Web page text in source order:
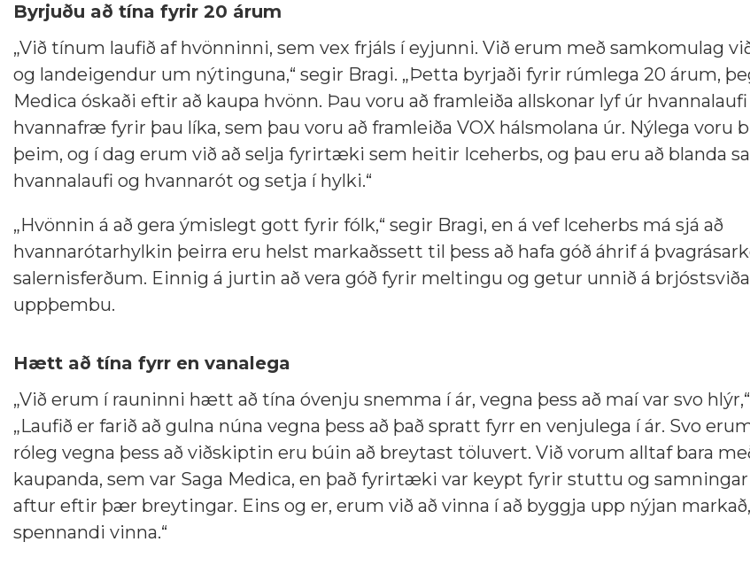
Byrjuðu að tína fyrir 20 árum
„Við tínum laufið af hvönninni, sem vex frjáls í eyjunni. Við erum með samkomulag
og landeigendur um nýtinguna,“ segir Bragi. „Þetta byrjaði fyrir rúmlega 20 árum,
Medica óskaði eftir að kaupa hvönn. Þau voru að framleiða allskonar lyf úr
hvannafræ fyrir þau líka, sem þau voru að framleiða VOX hálsmolana úr. Nýlega voru
þeim, og í dag erum við að selja fyrirtæki sem heitir Iceherbs, og þau eru að blanda
hvannalaufi og hvannarót og setja í hylki.“
„Hvönnin á að gera ýmislegt gott fyrir fólk,“ segir Bragi, en á vef Iceherbs má sjá að
hvannarótarhylkin þeirra eru helst markaðssett til þess að hafa góð áhrif á
salernisferðum. Einnig á jurtin að vera góð fyrir meltingu og getur unnið á
uppþembu.
Hætt að tína fyrr en vanalega
„Við erum í rauninni hætt að tína óvenju snemma í ár, vegna þess að maí var svo
„Laufið er farið að gulna núna vegna þess að það spratt fyrr en venjulega í ár. Svo
róleg vegna þess að viðskiptin eru búin að breytast töluvert. Við vorum alltaf bara
kaupanda, sem var Saga Medica, en það fyrirtæki var keypt fyrir stuttu og
aftur eftir þær breytingar. Eins og er, erum við að vinna í að byggja upp nýjan
spennandi vinna.“